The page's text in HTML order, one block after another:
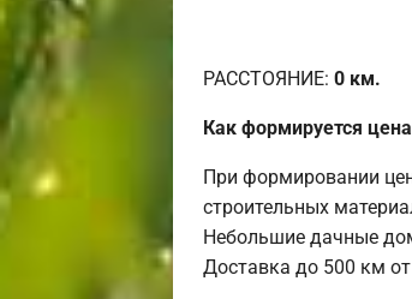
РАССТОЯНИЕ: 0 км.
Как формируется
При формировании
строительных
Небольшие дачные
Доставка до 500 км